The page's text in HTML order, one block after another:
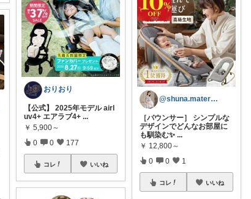
おりおり
【公式】 2025年モデル airl
uv4+ エアラブ4+...
￥ 5,900～
0 0 177
コレ いいね
@shuna.maternity_
［バウンサー］ シンプルな
デザインでどんなお部屋に
も馴染む✨ ...
￥ 12,800～
0 0 1
コレ いいね